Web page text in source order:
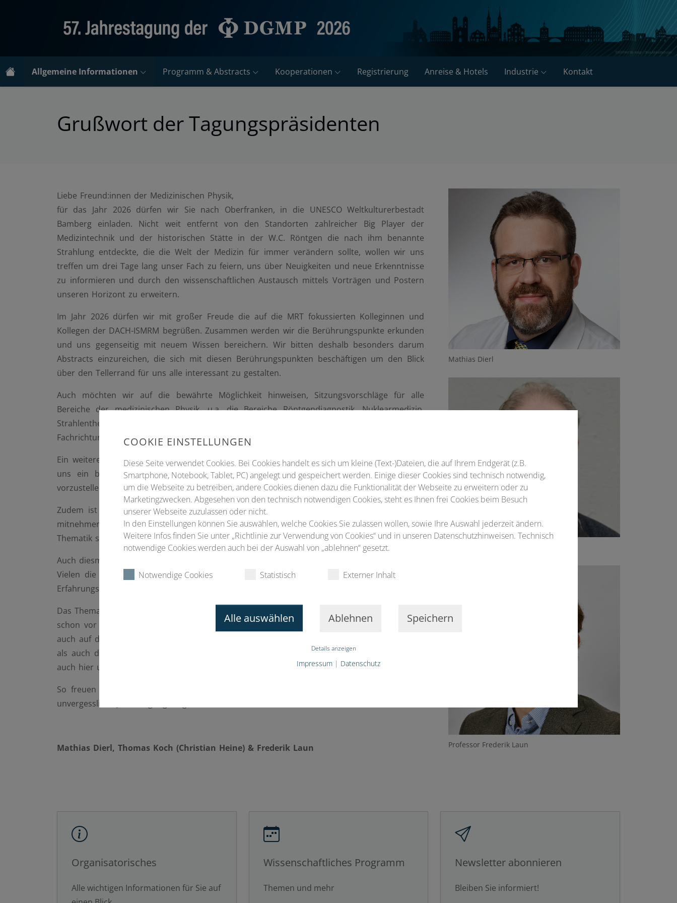
Allgemeine Informationen Programm & Abstracts Kooperationen Registrierung Anreise & Hotels Industrie Kontakt
Grußwort der Tagungspräsidenten
Liebe Freund:innen der Medizinischen Physik,
für das Jahr 2026 dürfen wir Sie nach Oberfranken, in die UNESCO Weltkulturerbestadt
Bamberg einladen. Nicht weit entfernt von den Standorten zahlreicher Big Player der
Medizintechnik und der historischen Stätte in der W.C. Röntgen die nach ihm benannte
Strahlung entdeckte, die die Welt der Medizin für immer verändern sollte, wollen wir uns
treffen um drei Tage lang unser Fach zu feiern, uns über Neuigkeiten und neue Erkenntnisse
zu informieren und durch den wissenschaftlichen Austausch mittels Vorträgen und Postern
unseren Horizont zu erweitern.
Im Jahr 2026 dürfen wir mit großer Freude die auf die MRT fokussierten Kolleginnen und
Kollegen der DACH-ISMRM begrüßen. Zusammen werden wir die Berührungspunkte erkunden
und uns gegenseitig mit neuem Wissen bereichern. Wir bitten deshalb besonders darum
Abstracts einzureichen, die sich mit diesen Berührungspunkten beschäftigen um den Blick
über den Tellerrand für uns alle interessant zu gestalten.
Auch möchten wir auf die bewährte Möglichkeit hinweisen, Sitzungsvorschläge für alle
Bereiche der medizinischen Physik, u.a. die Bereiche Röntgendiagnostik, Nuklearmedizin,
Strahlentherapie, Audiologie und Medizinische Optik einzureichen um die Tagung für viele
Fachrichtungen der Medizinischen Physik attraktiv zu gestalten.
Ein weiterer Schwerpunkt wird auf der Aus-, Fort- und Weiterbildung liegen. Deshalb ist es
uns ein besonderes Anliegen junge Kolleginnen und Kollegen aufzurufen ihre Arbeiten
vorzustellen und Abstracts einzureichen.
Zudem ist für uns alle immer interessant, dass Sie neben Wissen auch praktische Ideen
mitnehmen können, welche für Sie von Nutzen in der täglichen Arbeit sind. Auch für diese
Thematik soll an diesen Tagen ausreichend Platz sein.
Auch diesmal gibt es wieder zahlreiche Nachwuchspreise und Reisestipendien, die hoffentlich
Vielen die aktive Teilnahme an der Jahrestagung ermöglichen. Gerade um die Alters- und
Erfahrungsgrenzen zu überwinden ist uns dies ein besonderes Anliegen.
Das Thema Nachhaltigkeit, dass wir Dank der Initiative der Arbeitsgruppe „DGMP goes green“
schon vor anderen Fachgesellschaften in unsere Tagung aufgenommen haben, werden wir
auch auf dieser Tagung weiterverfolgen – sowohl durch eine nachhaltige Tagungsgestaltung,
als auch durch entsprechende Beitragsthemen. Dazu benötige wir Unterstützung und bitte
auch hier um entsprechende Abstracts.
So freuen wir uns darauf Sie 2026 in Bamberg begrüßen zu dürfen und gemeinsam eine
unvergessliche Jahrestagung zu gestalten.
Mathias Dierl, Thomas Koch (Christian Heine) & Frederik Laun
Mathias Dierl
Professor Frederik Laun
Organisatorisches
Alle wichtigen Informationen für Sie auf
Wissenschaftliches Programm
Themen und mehr
Newsletter abonnieren
Bleiben Sie informiert!
COOKIE EINSTELLUNGEN
Diese Seite verwendet Cookies. Bei Cookies handelt es sich um kleine (Text-)Dateien, die auf Ihrem Endgerät (z.B.
Smartphone, Notebook, Tablet, PC) angelegt und gespeichert werden. Einige dieser Cookies sind technisch notwendig,
um die Webseite zu betreiben, andere Cookies dienen dazu die Funktionalität der Webseite zu erweitern oder zu
Marketingzwecken. Abgesehen von den technisch notwendigen Cookies, steht es Ihnen frei Cookies beim Besuch
unserer Webseite zuzulassen oder nicht.
In den Einstellungen können Sie auswählen, welche Cookies Sie zulassen wollen, sowie Ihre Auswahl jederzeit ändern.
Weitere Infos finden Sie unter „Richtlinie zur Verwendung von Cookies“ und in unseren Datenschutzhinweisen. Technisch
notwendige Cookies werden auch bei der Auswahl von „ablehnen“ gesetzt.
Notwendige Cookies Statistisch Externer Inhalt
Alle auswählen Ablehnen Speichern
Details anzeigen
Impressum | Datenschutz